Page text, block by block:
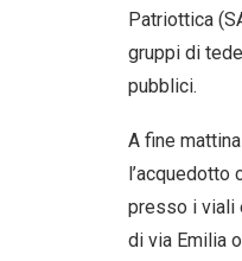
Patriottica
gruppi di
pubblici.
A fine
l’acquedotto
presso i viali
di via Emilia